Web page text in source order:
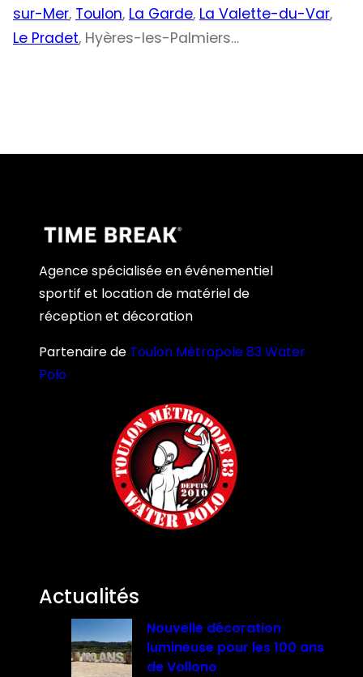
sur-Mer, Toulon, La Garde, La Valette-du-Var,
Le Pradet, Hyères-les-Palmiers…
Agence spécialisée en événementiel
sportif et location de matériel de
réception et décoration
Partenaire de Toulon Métropole 83 Water
Polo
Actualités
Nouvelle décoration
lumineuse pour les 100 ans
de Vollono